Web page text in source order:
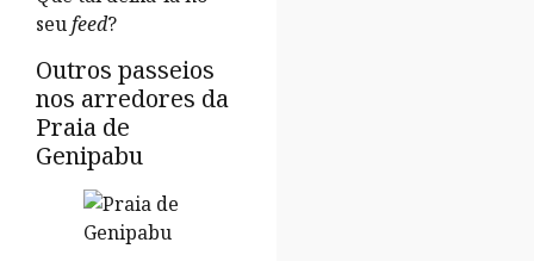
seufeed?
Outros passeios
nos arredores da
Praia de
Genipabu